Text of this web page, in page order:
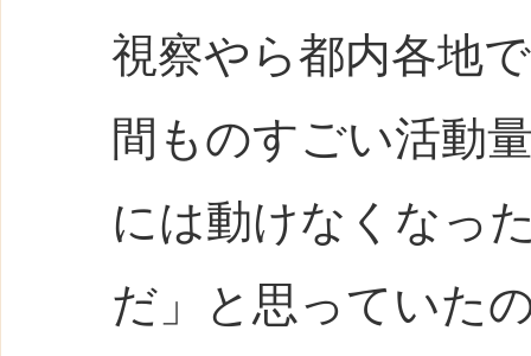
視察やら都内各地
間ものすごい活動
には動けなくなっ
だ」と思っていた